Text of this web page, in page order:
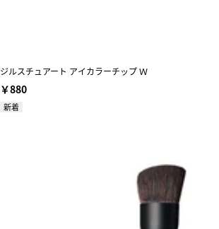
ジルスチュアート アイカラーチップ Ｗ
￥880
新着